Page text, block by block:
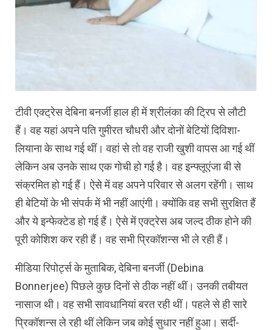
टीवी एक्ट्रेस देबिना बनर्जी हाल ही में श्रीलंका की ट्रिप से लौटी
हैं। वह यहां अपने पति गुमीरत चौधरी और दोनों बेटियों दिविशा-
लियाना के साथ गई थीं। वहां से तो वह राजी खुशी वापस आ गई थीं
लेकिन अब उनके साथ एक गोची हो गई है। वह इन्फ्लूएंजा बी से
संक्रमित हो गई हैं। ऐसे में वह अपने परिवार से अलग रहेंगी। साथ
ही बेटियों के भी संपर्क में भी नहीं आएंगी। क्योंकि वह सभी सुरक्षित हैं
और ये इन्फेक्टेड हो गई हैं। ऐसे में एक्ट्रेस अब जल्द ठीक होने की
पूरी कोशिश कर रही हैं। वह सभी प्रिकॉशन्स भी ले रही हैं।
मीडिया रिपोर्ट्स के मुताबिक, देबिना बनर्जी (Debina
Bonnerjee) पिछले कुछ दिनों से ठीक नहीं थीं। उनकी तबीयत
नासाज थी। वह सभी सावधानियां बरत रही थीं। पहले से ही सारे
प्रिकॉशन्स ले रही थीं लेकिन जब कोई सुधार नहीं हुआ। सर्दी-